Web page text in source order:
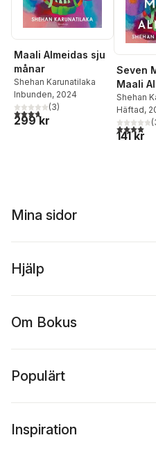
Maali Almeidas sju
månar
Shehan Karunatilaka
Inbunden, 2024
3,7utav 5 stjärnor. Totalt antal
(3)
299 kr
Seven
Maali
Shehan
Häftad,
4,0utav 5(
141 kr
Mina sidor
Hjälp
Om Bokus
Populärt
Inspiration